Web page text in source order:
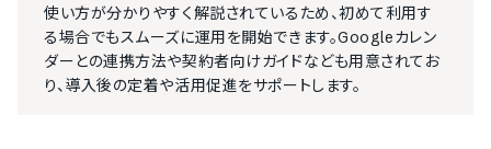
使い方が分かりやすく解説されているため、初めて利用す
る場合でもスムーズに運用を開始できます。Googleカレン
ダーとの連携方法や契約者向けガイドなども用意されてお
り、導入後の定着や活用促進をサポートします。